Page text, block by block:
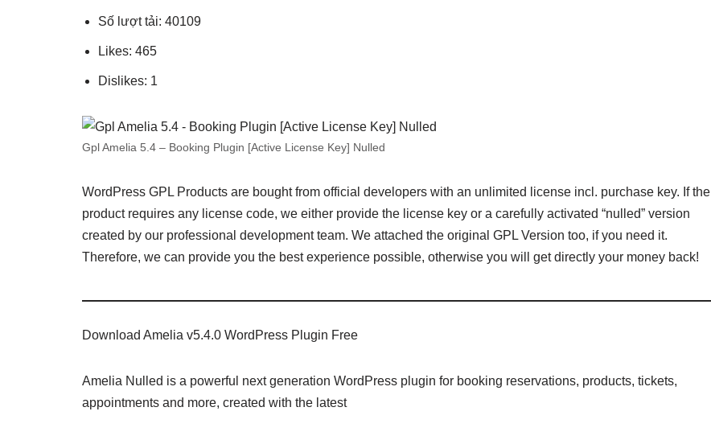
Số lượt tải: 40109
Likes: 465
Dislikes: 1
Gpl Amelia 5.4 – Booking Plugin [Active License Key] Nulled
WordPress GPL Products are bought from official developers with an unlimited license incl. purchase key. If the
product requires any license code, we either provide the license key or a carefully activated “nulled” version
created by our professional development team. We attached the original GPL Version too, if you need it.
Therefore, we can provide you the best experience possible, otherwise you will get directly your money back!
Download Amelia v5.4.0 WordPress Plugin Free
Amelia Nulled is a powerful next generation WordPress plugin for booking reservations, products, tickets,
appointments and more, created with the latest